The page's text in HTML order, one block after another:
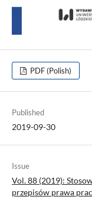
PDF (Polish)
Published
2019-09-30
Issue
Vol. 88 (2019):
przepisów prawa